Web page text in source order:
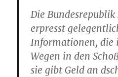
Die
erpresst
Informationen, die
Wegen in den
sie gibt Geld an